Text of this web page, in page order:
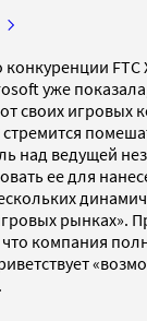
FTC
уже
своих игровых
стремится
над ведущей
ее для
рынках».
компания